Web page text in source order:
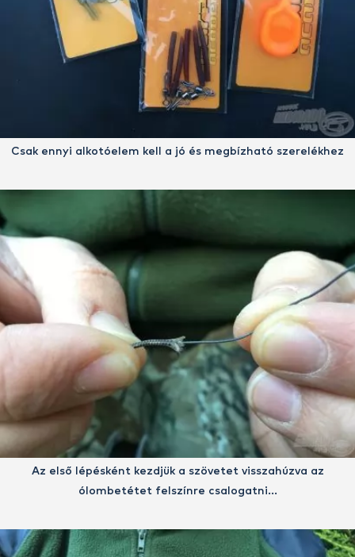
Csak ennyi alkotóelem kell a jó és megbízható szerelékhez
Az első lépésként kezdjük a szövetet visszahúzva az
ólombetétet felszínre csalogatni…